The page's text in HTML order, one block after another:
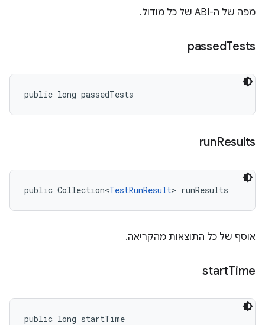
מפה של ה-ABI של כל מודול.
passedTests
public long passedTests
runResults
public Collection<TestRunResult> runResults
אוסף של כל התוצאות מהקריאה.
startTime
public long startTime